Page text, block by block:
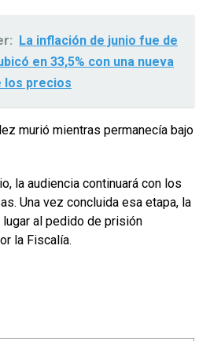
La inflación de junio fue de
en 33,5% con una nueva
los precios
murió mientras permanecía bajo
la audiencia continuará con los
Una vez concluida esa etapa, la
al pedido de prisión
la Fiscalía.